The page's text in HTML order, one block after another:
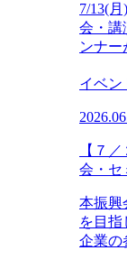
7/13(
会・講
ンナー
イベン
【７
会・セ
本振興
を目
企業の